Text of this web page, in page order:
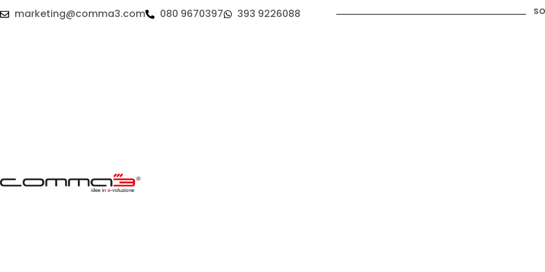
marketing@comma3.com 080 9670397 393 9226088